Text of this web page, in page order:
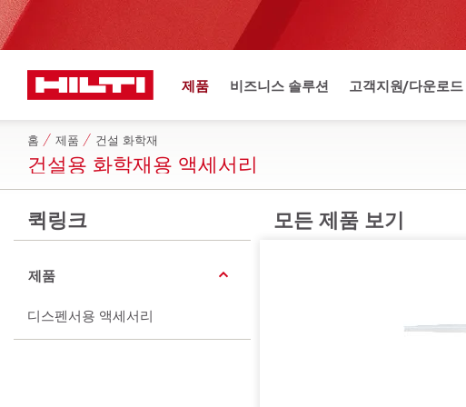
제품 비즈니스 솔루션 고객지원/다운로드
홈 제품 건설 화학재
건설용 화학재용 액세서리
퀵링크
제품
디스펜서용 액세서리
모든 제품 보기